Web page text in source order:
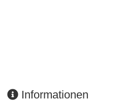
Informationen